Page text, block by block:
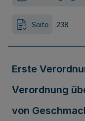
Seite 238
Erste
Verordnung
von